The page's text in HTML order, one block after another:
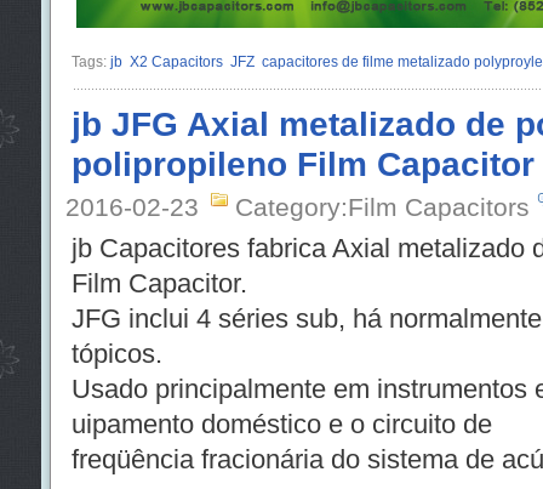
Tags: jb X2 Capacitors JFZ capacitores de filme metalizado
jb JFG Axial metalizado de
polipropileno Film Capacitor
2016-02-23 Category:Film Capacitors
jb Capacitores fabrica Axial metalizado
Film Capacitor.
JFG inclui 4 séries sub, há
tópicos.
Usado principalmente em instrumentos
uipamento doméstico e o circuito de
freqüência fracionária do sistema de